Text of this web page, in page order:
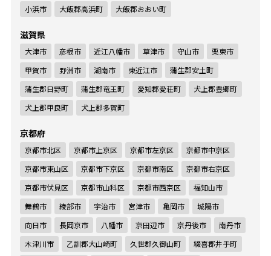
小浜市 大飯郡高浜町 大飯郡おおい町
滋賀県
大津市 彦根市 近江八幡市 草津市 守山市
栗東市
甲賀市
野洲市 湖南市 東近江市
蒲生郡安土町
蒲生郡日野町
蒲生郡竜王町 愛知郡愛荘町
犬上郡豊郷町
犬上郡甲良町
犬上郡多賀町
京都府
京都市北区 京都市上京区 京都市左京区
京都市中京区
京都市東山区
京都市下京区 京都市南区
京都市右京区
京都市伏見区
京都市山科区 京都市西京区
福知山市
舞鶴市
綾部市 宇治市 宮津市 亀岡市
城陽市
向日市
長岡京市 八幡市 京田辺市 京丹後市
南丹市
木津川市
乙訓郡大山崎町 久世郡久御山町
綴喜郡井手町